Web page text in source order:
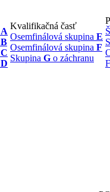
A
B
C
D
Kvalifikačná časť
Osemfinálová skupina E
Osemfinálová skupina F
Skupina G o záchranu